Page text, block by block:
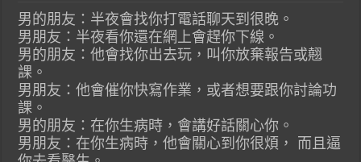
男的朋友：半夜會找你打電話聊天到很晚。
男朋友：半夜看你還在網上會趕你下線。
男的朋友：他會找你出去玩，叫你放棄報告或翹
課。
男朋友：他會催你快寫作業，或者想要跟你討論功
課。
男的朋友：在你生病時，會講好話關心你。
男朋友：在你生病時，他會關心到你很煩， 而且逼